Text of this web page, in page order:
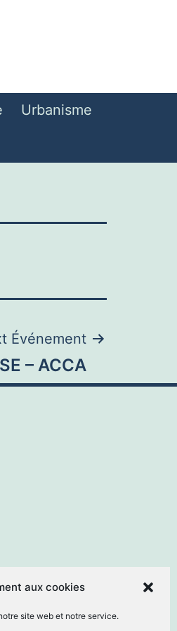
aux cookies
site web et notre service.
Urbanisme
Événement
– ACCA